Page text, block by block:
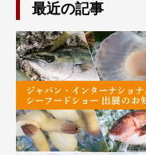
最近の記事